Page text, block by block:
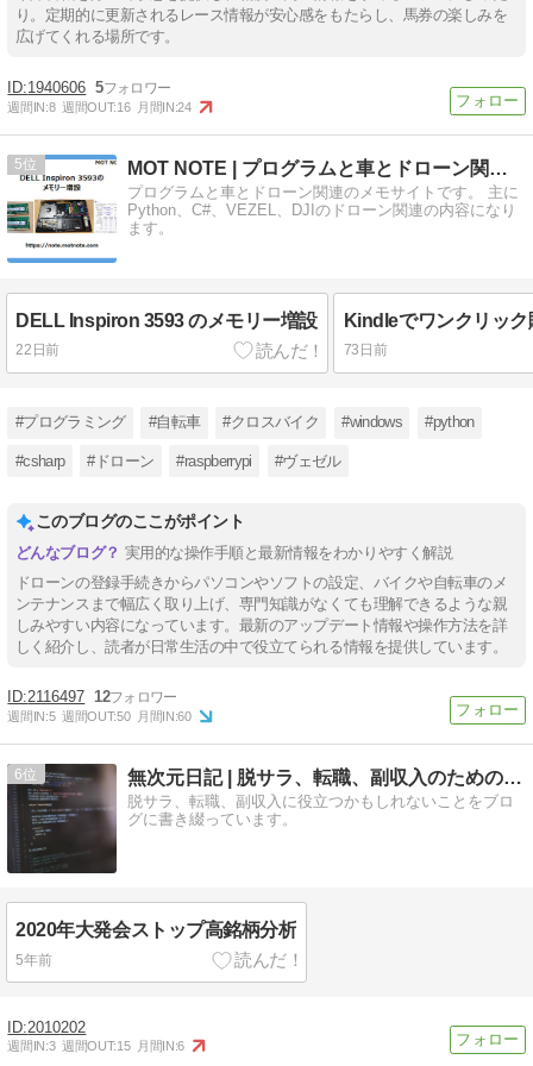
り。定期的に更新されるレース情報が安心感をもたらし、馬券の楽しみを
広げてくれる場所です。
1940606 5
週間IN:8 週間OUT:16 月間IN:24
5 MOT NOTE | プログラムと車とドローン関連のメモ
プログラムと車とドローン関連のメモサイトです。 主に
Python、C#、VEZEL、DJIのドローン関連の内容になり
ます。
DELL Inspiron 3593 のメモリー増設
22日前 73日前
#プログラミング #自転車 #クロスバイク #windows #python
#csharp #ドローン #raspberrypi #ヴェゼル
このブログのここがポイント
実用的な操作手順と最新情報をわかりやすく解説
ドローンの登録手続きからパソコンやソフトの設定、バイクや自転車のメ
ンテナンスまで幅広く取り上げ、専門知識がなくても理解できるような親
しみやすい内容になっています。最新のアップデート情報や操作方法を詳
しく紹介し、読者が日常生活の中で役立てられる情報を提供しています。
2116497 12
週間IN:5 週間OUT:50 月間IN:60
6 無次元日記 | 脱サラ、転職、副収入のためのブログ
脱サラ、転職、副収入に役立つかもしれないことをブロ
グに書き綴っています。
2020年大発会ストップ高銘柄分析
5年前
2010202
週間IN:3 週間OUT:15 月間IN:6